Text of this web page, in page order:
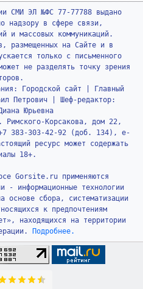
СМИ ЭЛ №ФС 77-77788 выдано
надзору в сфере связи,
и массовых коммуникаций.
размещенных на Сайте и в
только с письменного
не разделять точку зрения
Городской сайт | Главный
Петрович | Шеф-редактор:
Юрьевна
Корсакова, дом 22,
383-303-42-92 (доб. 134), e-
ресурс может содержать
18+.
Gorsite.ru применяются
- информационные технологии
основе сбора, систематизации
к предпочтениям
находящихся на территории
Подробнее.